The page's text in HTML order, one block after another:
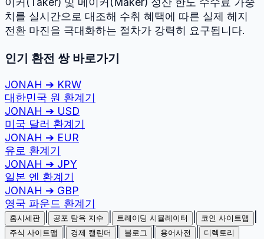
치를 실시간으로 대조해 수취 혜택에 따른 실제 헤지
전환 마진을 극대화하는 절차가 강력히 요구됩니다.
인기 환전 쌍 바로가기
JONAH ➔ KRW
대한민국 원 환계기
JONAH ➔ USD
미국 달러 환계기
JONAH ➔ EUR
유로 환계기
JONAH ➔ JPY
일본 엔 환계기
JONAH ➔ GBP
영국 파운드 환계기
홈시세판 공포 탐욕 지수 트레이딩 시뮬레이터 코인 사이트맵
주식 사이트맵 경제 캘린더 블로그 용어사전 디렉토리